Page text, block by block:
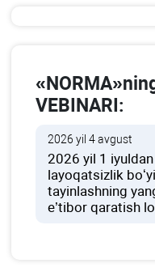
VEBINARI:
2026 yil 4 avgust
2026 yil 1
layoqatsizlik
tayinlashning
e’tibor qaratish